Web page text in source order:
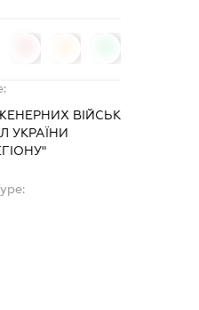
ВІЙСЬК
УКРАЇНИ